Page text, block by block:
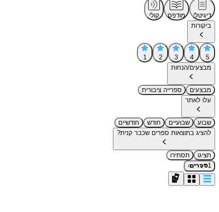
דיגיטלי מודפס
קולי
ביקורות
5
4
3
2
1
מבצעים/הנחות
מבצעים
ספרייה ציבורית
עלו לאתר
שבוע שבועיים חודש
חודשיים
להציג בתוצאות ספרים שכבר קנית?
תציגו
תסתירו
1ספרים›